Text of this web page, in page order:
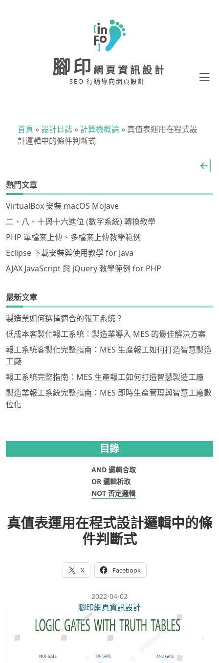
腳印 網頁資訊設計
SEO 行銷導向網頁設計
首頁 »設計日誌 » 計算機概論 » 真值表運用在程式設
計邏輯中的條件判斷式
熱門文章
VirtualBox 安裝 macOS Mojave
二、八、十與十六進位 (數字系統) 轉換教學
PHP 單檔案上傳、多檔案上傳教學範例
Eclipse 下載安裝與使用教學 for Java
AJAX JavaScript 與 jQuery 教學範例 for PHP
最新文章
製造業如何選擇適合的報工系統？
低成本客製化報工系統：製造業導入 MES 的最佳解決方案
報工系統客製化完整指南：MES 生產報工如何打造智慧製造
工廠
報工系統完整指南：MES 生產報工如何打造智慧製造工廠
製造業報工系統完整指南：MES 即時生產管理與智慧工廠數
位化
真值表運用在程式設計邏輯中的條
件判斷式
X Facebook
2022-04-02
腳印網頁資訊設計
目錄
AND 邏輯合取
OR 邏輯析取
NOT 否定邏輯